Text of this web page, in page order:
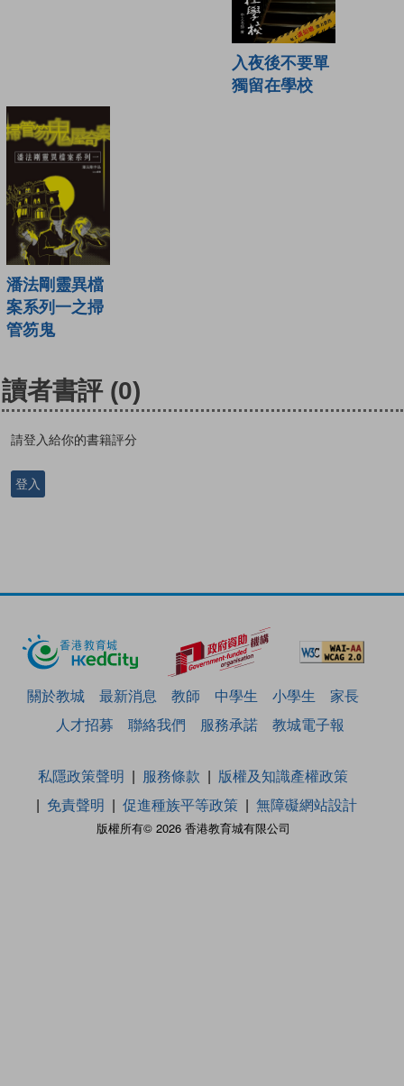
入夜後不要單
獨留在學校
潘法剛靈異檔
案系列一之掃
管笏鬼
讀者書評 (0)
請登入給你的書籍評分
登入
關於教城 最新消息 教師 中學生 小學生
家長
人才招募
聯絡我們 服務承諾 教城電子報
版權所有© 2026 香港教育城有限公司
私隱政策聲明 服務條款
版權及知識產權政策
免責聲明
促進種族平等政策 無障礙網站設計